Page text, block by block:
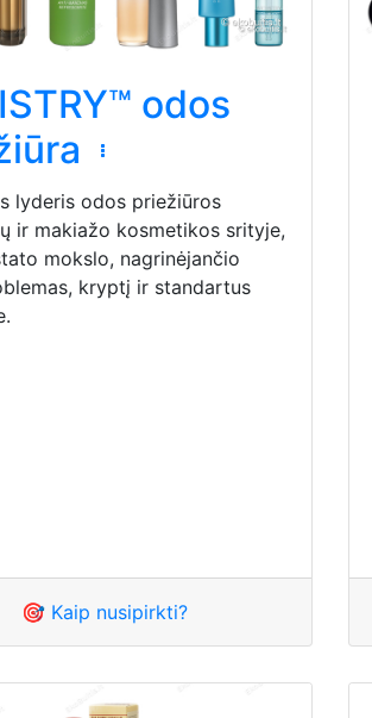
odos
lyderis odos priežiūros
ir makiažo kosmetikos srityje,
mokslo, nagrinėjančio
kryptį ir standartus
🎯 Kaip nusipirkti?